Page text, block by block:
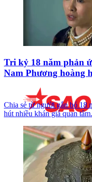
Tri kỷ 18 năm phản
Nam Phương hoàng
Chia sẻ từ người gắn bó 18
hút nhiều khán giả quan tâm.